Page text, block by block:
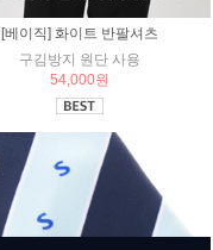
[베이직] 화이트 반팔셔츠
구김방지 원단 사용
54,000원